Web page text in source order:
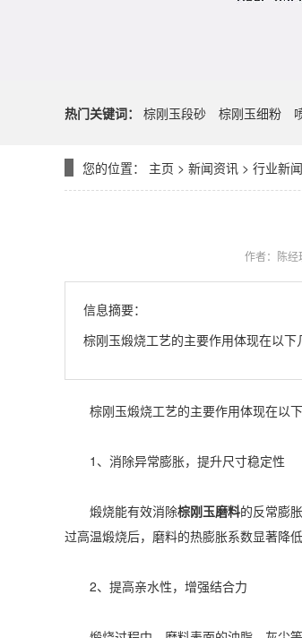
热门关键词： 棕刚玉段砂 棕刚玉细粉
您的位置： 主页 > 新闻资讯 > 行业新闻
作者：陈
信息摘要：
棕刚玉煅烧工艺的主要作用体现在以下
棕刚玉煅烧工艺的主要作用体现在以下
1、消除异常膨胀，提升尺寸稳定性‌
煅烧能有效消除棕刚玉磨料的反常膨
过高温煅烧后，磨料的热膨胀系数显著降
2、提高亲水性，增强结合力‌